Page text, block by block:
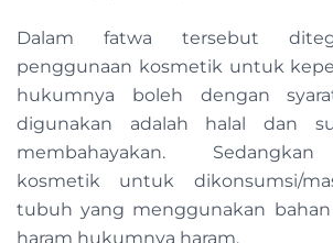
Dalam fatwa tersebut
penggunaan kosmetik untuk
hukumnya boleh dengan
digunakan adalah halal dan
membahayakan.
kosmetik untuk dikonsumsi/
tubuh yang menggunakan
haram hukumnya haram.